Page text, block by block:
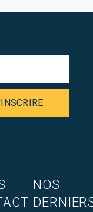
NOS